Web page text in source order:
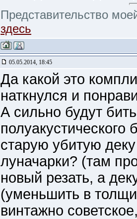
Представительство
здесь
05.05.2014, 18:45
Да какой это
наткнулся и
А сильно будут
полуакустического
старую убитую деку
луначарки? (там
новый резать, а
(уменьшить в
винтажно